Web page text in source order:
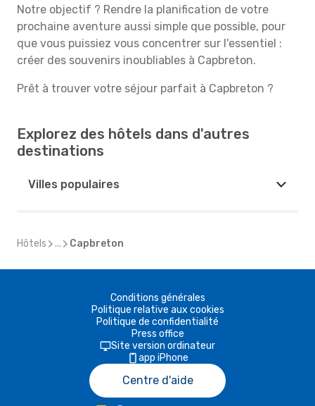
Notre objectif ? Rendre la planification de votre
prochaine aventure aussi simple que possible, pour
que vous puissiez vous concentrer sur l'essentiel :
créer des souvenirs inoubliables à Capbreton.
Prêt à trouver votre séjour parfait à Capbreton ?
Explorez des hôtels dans d'autres
destinations
Villes populaires
Hôtels ... Capbreton
Conditions générales
Politique relative aux cookies
Politique de confidentialité
Press office
Site version ordinateur
app iPhone
Centre d'aide